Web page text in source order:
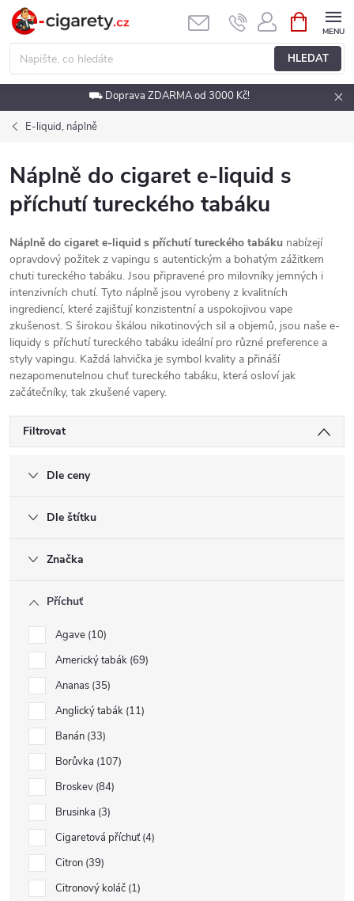
Přejít
obsah
HLEDAT
NÁKUPNÍ
KOŠÍK
⛟ Doprava ZDARMA od 3000 Kč!
E-liquid, náplně
Náplně do cigaret e-liquid s
příchutí tureckého tabáku
Náplně do cigaret e-liquid s příchutí tureckého tabáku nabízejí
opravdový požitek z vapingu s autentickým a bohatým zážitkem
chuti tureckého tabáku. Jsou připravené pro milovníky jemných i
intenzivních chutí. Tyto náplně jsou vyrobeny z kvalitních
ingrediencí, které zajišťují konzistentní a uspokojivou vape
zkušenost. S širokou škálou nikotinových sil a objemů, jsou naše e-
liquidy s příchutí tureckého tabáku ideální pro různé preference a
styly vapingu. Každá lahvička je symbol kvality a přináší
nezapomenutelnou chuť tureckého tabáku, která osloví jak
začátečníky, tak zkušené vapery.
Filtrovat
Dle ceny
Dle štítku
Značka
Příchuť
Agave 10
Americký tabák 69
Ananas 35
Anglický tabák 11
Banán 33
Borůvka 107
Broskev 84
Brusinka 3
Cigaretová příchuť 4
Citron 39
Citronový koláč 1